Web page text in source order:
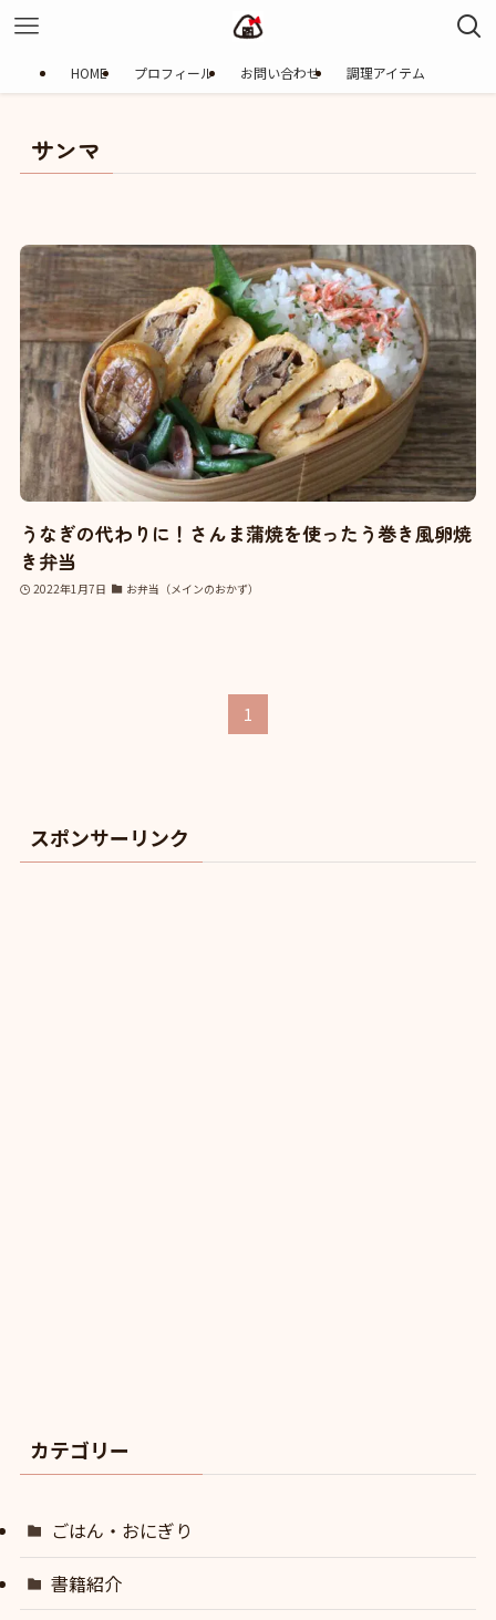
HOME プロフィール お問い合わせ 調理アイテム
サンマ
うなぎの代わりに！さんま蒲焼を使ったう巻き風卵焼
き弁当
2022年1月7日 お弁当（メインのおかず）
1
スポンサーリンク
カテゴリー
ごはん・おにぎり
書籍紹介